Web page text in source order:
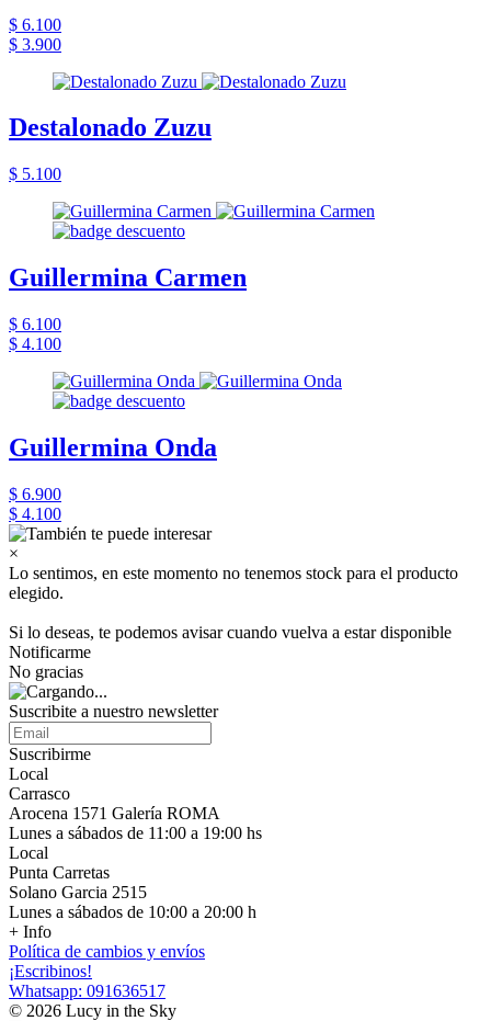
$ 6.100
$ 3.900
Destalonado Zuzu
$ 5.100
Guillermina Carmen
$ 6.100
$ 4.100
Guillermina Onda
$ 6.900
$ 4.100
×
Lo sentimos, en este momento no tenemos stock para el producto
elegido.
Si lo deseas, te podemos avisar cuando vuelva a estar disponible
Notificarme
No gracias
Suscribite a nuestro newsletter
Suscribirme
Local
Carrasco
Arocena 1571 Galería ROMA
Lunes a sábados de 11:00 a 19:00 hs
Local
Punta Carretas
Solano Garcia 2515
Lunes a sábados de 10:00 a 20:00 h
+ Info
Política de cambios y envíos
¡Escribinos!
Whatsapp: 091636517
© 2026 Lucy in the Sky